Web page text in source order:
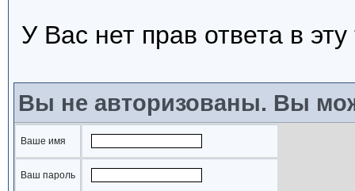
У Вас нет прав ответа в
Вы не авторизованы. Вы
Ваше имя
Ваш пароль